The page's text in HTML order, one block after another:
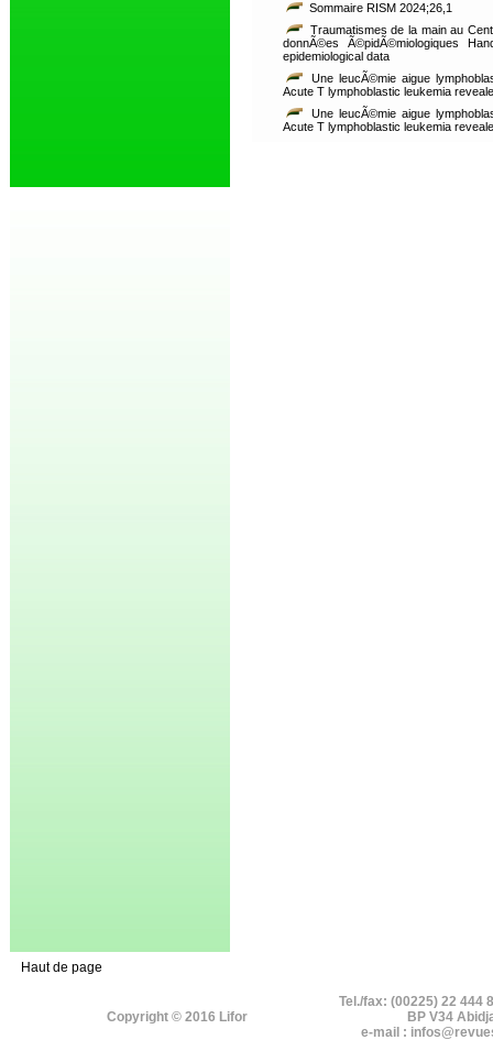
Sommaire RISM 2024;26,1
Traumatismes de la main au
donnÃ©es Ã©pidÃ©miologiques
epidemiological data
Une leucÃ©mie aigue
Acute T lymphoblastic leukemia
Une leucÃ©mie aigue
Acute T lymphoblastic leukemia
Haut de page
Copyright © 2016 Lifor
Tel./fax: (00225) 22 444
BP V34
e-mail :